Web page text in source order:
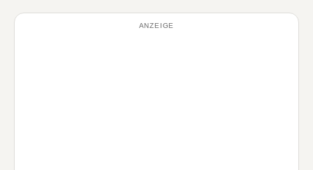
ANZEIGE